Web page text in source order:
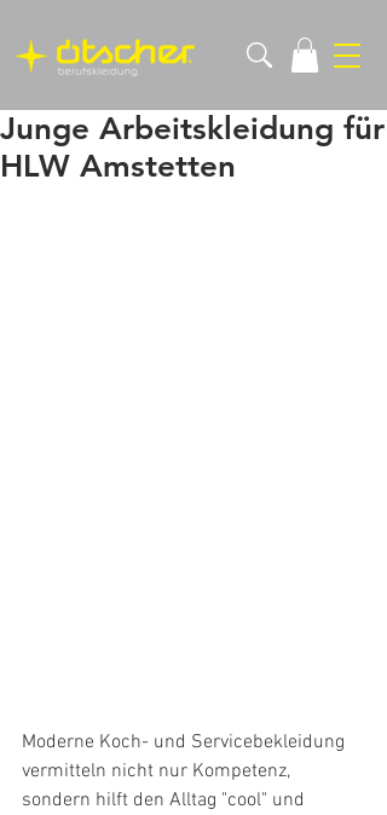
Junge Arbeitskleidung für
HLW Amstetten
Moderne Koch- und Servicebekleidung
vermitteln nicht nur Kompetenz,
sondern hilft den Alltag "cool" und